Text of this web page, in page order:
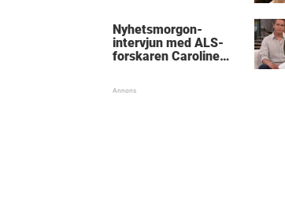
Nyhetsmorgon-
intervjun med ALS-
forskaren Caroline